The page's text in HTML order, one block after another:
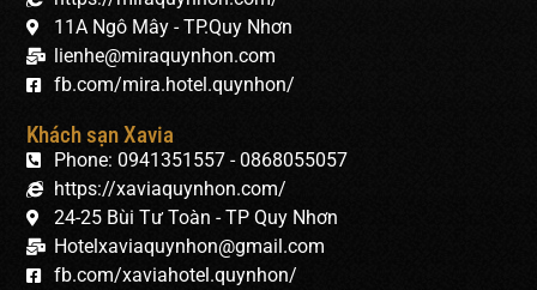
11A Ngô Mây - TP.Quy Nhơn
lienhe@miraquynhon.com
fb.com/mira.hotel.quynhon/
Khách sạn Xavia
Phone: 0941351557 - 0868055057
https://xaviaquynhon.com/
24-25 Bùi Tư Toàn - TP Quy Nhơn
Hotelxaviaquynhon@gmail.com
fb.com/xaviahotel.quynhon/